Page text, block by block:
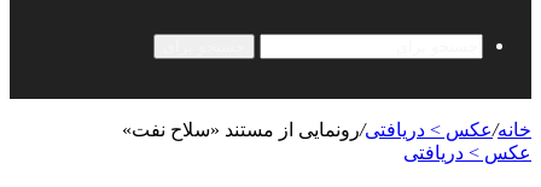
خانه/عکس > دریافتی/رونمایی از مستند «سلاح نفت»
عکس > دریافتی